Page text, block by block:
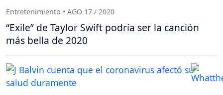
Entretenimiento • AGO 17 / 2020
“Exile” de Taylor Swift podría ser la canción
más bella de 2020